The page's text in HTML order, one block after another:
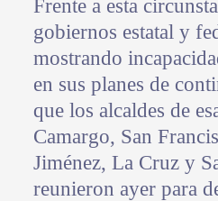
Frente a esta
gobiernos estatal y
mostrando
en sus planes de
que los alcaldes de
Camargo, San
Jiménez, La Cruz y
reunieron ayer para